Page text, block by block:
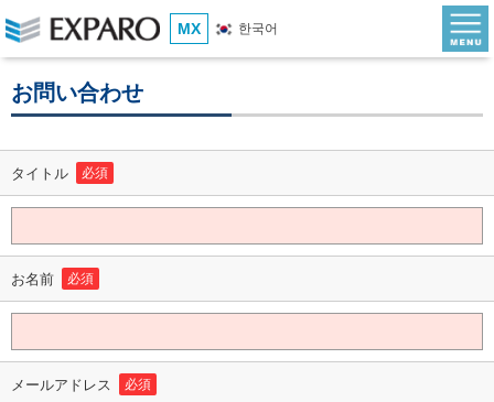
MX 한국어
お問い合わせ
タイトル 必須
お名前 必須
メールアドレス 必須